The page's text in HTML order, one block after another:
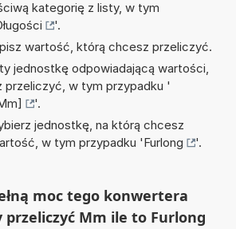
kategorię z listy, w tym
'.
wartość, którą chcesz przeliczyć.
jednostkę odpowiadającą wartości,
przeliczyć, w tym przypadku '
'.
jednostkę, na którą chcesz
w tym przypadku 'Furlong '.
moc tego konwertera
przeliczyć Mm ile to Furlong